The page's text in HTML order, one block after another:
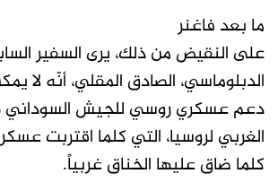
ما بعد فاغنر
على النقيض من ذلك، يرى السفير
الدبلوماسي، الصادق المقلي، أنّه لا
دعم عسكري روسي للجيش السوداني
الغربي لروسيا، التي كلما اقتربت
كلما ضاق عليها الخناق غربياً.